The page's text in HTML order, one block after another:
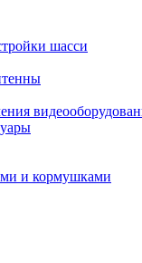
шасси
и кормушками